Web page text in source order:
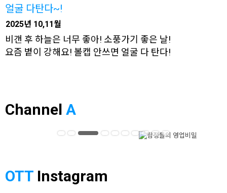
얼굴 다탄다~!
2025년 10,11월
비갠 후 하늘은 너무 좋아! 소풍가기 좋은 날!
요즘 볕이 강해요! 볼캡 안쓰면 얼굴 다 탄다!
Channel A
OTT Instagram